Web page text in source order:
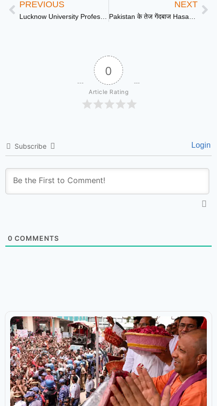
PREVIOUS
Lucknow University Professor Case: छात्रा से आपत्तिजनक बातचीत और पेपर लीक ऑफर के आरोप में असिस्टेंट प्रोफेसर हिरासत में
NEXT
Pakistan के तेज गेंदबाज Hasan Ali के सिर में लगी गंभीर चोट, स्ट्रेचर से जाना पड़ा मैदान से बाहर
0
Article Rating
Subscribe Login
0 COMMENTS